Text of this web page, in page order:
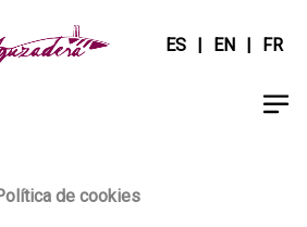
ES EN FR
de cookies